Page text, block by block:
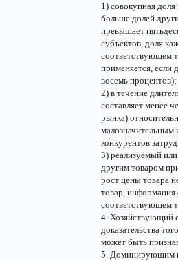
1) совокупная
больше долей
превышает
субъектов, доля
соответствующем
применяется, если
восемь процентов);
2) в течение
составляет менее
рынка)
конкурентов
3) реализуемый
другим товаром
рост цены товара
товар, информация
соответствующем
4. Хозяйствующий
доказательства
может быть
5. Доминирующим